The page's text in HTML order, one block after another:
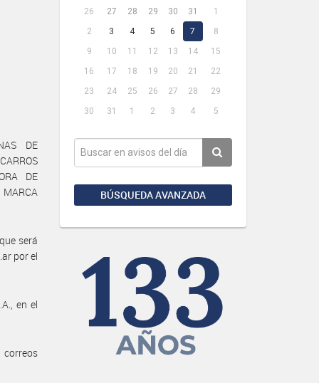
26 27 28 29 30 31
1
2
3 4 5 6 7
8
9
10 11 12 13 14
15
16
17 18 19 20 21
22
23
24 25 26 27 28
29
30
31 1 2 3 4 5
BÚSQUEDA AVANZADA
DE
DE
MARCA
será
por el
en el